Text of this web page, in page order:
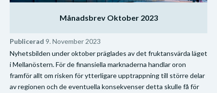
Månadsbrev Oktober 2023
Publicerad 9. November 2023
Nyhetsbilden under oktober präglades av det fruktansvärda läget
i Mellanöstern. För de finansiella marknaderna handlar oron
framför allt om risken för ytterligare upptrappning till större delar
av regionen och de eventuella konsekvenser detta skulle få för